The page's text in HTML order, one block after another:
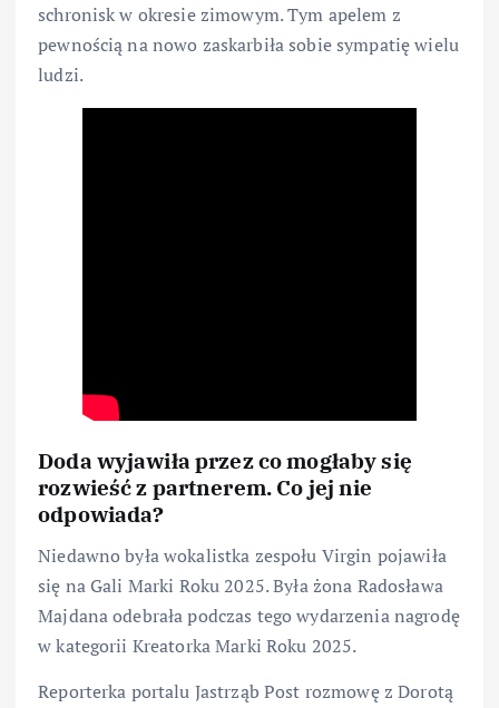
schronisk w okresie zimowym. Tym apelem z
pewnością na nowo zaskarbiła sobie sympatię wielu
ludzi.
Doda wyjawiła przez co mogłaby się
rozwieść z partnerem. Co jej nie
odpowiada?
Niedawno była wokalistka zespołu Virgin pojawiła
się na Gali Marki Roku 2025. Była żona Radosława
Majdana odebrała podczas tego wydarzenia nagrodę
w kategorii Kreatorka Marki Roku 2025.
Reporterka portalu Jastrząb Post rozmowę z Dorotą